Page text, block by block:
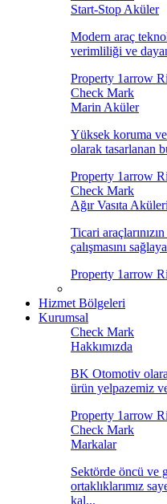
Start-Stop Aküler
Modern araç
verimliliği ve
Marin Aküler
Yüksek koruma
olarak tasarlanan
Ağır Vasıta Aküleri
Ticari
çalışmasını
Hizmet Bölgeleri
Kurumsal
Hakkımızda
BK Otomotiv
ürün yelpazemiz
Markalar
Sektörde öncü ve
ortaklıklarımız
kal...